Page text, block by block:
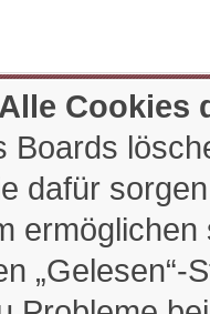
Boards
dafür